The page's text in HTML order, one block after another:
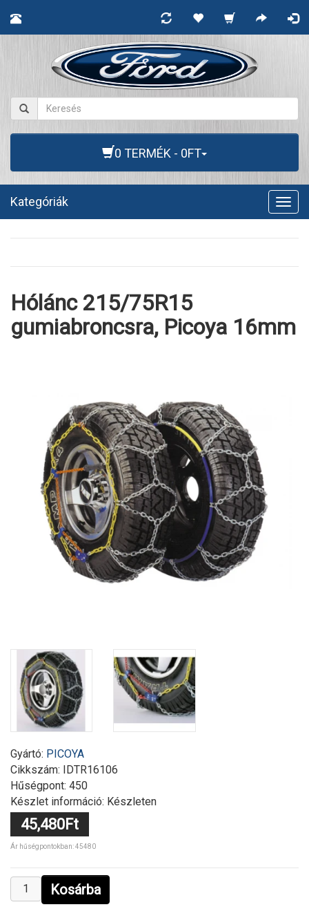
0 TERMÉK - 0FT
Kategóriák
Hólánc 215/75R15
gumiabroncsra, Picoya 16mm
Gyártó: PICOYA
Cikkszám: IDTR16106
Hűségpont: 450
Készlet információ: Készleten
45,480Ft
Ár hűségpontokban: 45480
Kosárba